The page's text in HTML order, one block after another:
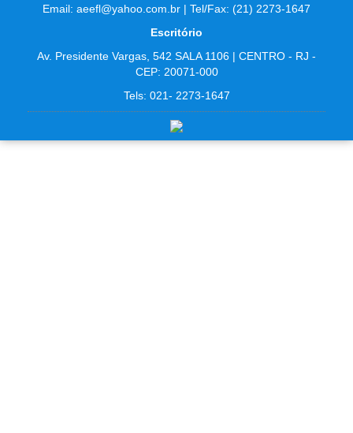
Email: aeefl@yahoo.com.br | Tel/Fax: (21) 2273-1647
Escritório
Av. Presidente Vargas, 542 SALA 1106 | CENTRO - RJ -
CEP: 20071-000
Tels: 021- 2273-1647